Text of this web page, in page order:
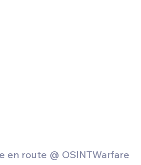
en route @ OSINTWarfare